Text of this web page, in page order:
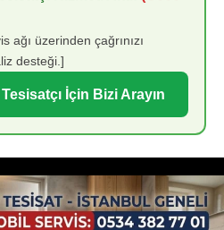
ağı üzerinden çağrınızı
desteği.]
İçin Bizi Arayın